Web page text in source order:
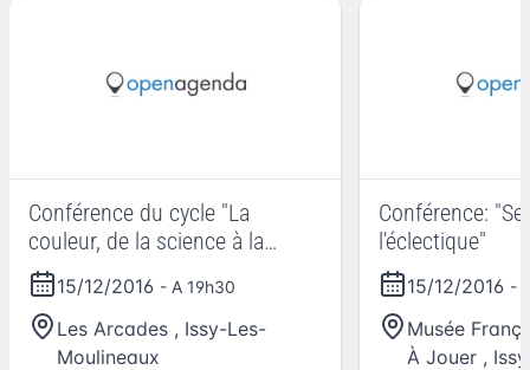
Conférence du cycle "La
couleur, de la science à la
sensation"
15/12/2016 - A 19h30
Les Arcades , Issy-Les-
Moulineaux
Conférence:
l'éclectique"
15/12/2016 -
Musée
À Jouer ,